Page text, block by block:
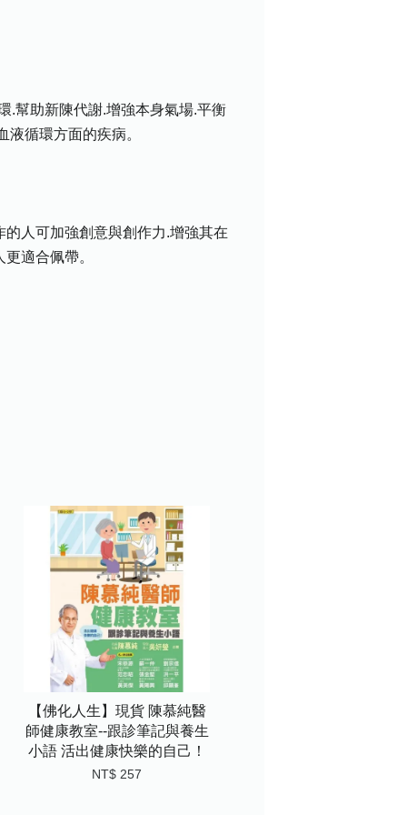
.幫助新陳代謝.增強本身氣場.平衡
循環方面的疾病。
人可加強創意與創作力.增強其在
適合佩帶。
【佛化人生】現貨 陳慕純醫
師健康教室--跟診筆記與養生
小語 活出健康快樂的自己！
NT$ 257